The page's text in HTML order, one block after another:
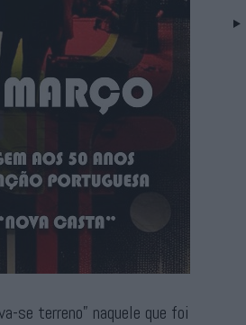
se terreno” naquele que foi